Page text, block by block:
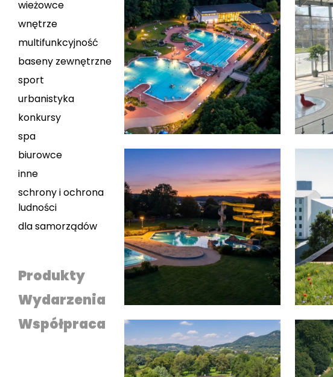
wieżowce
wnętrze
multifunkcyjność
baseny zewnętrzne
sport
urbanistyka
konkursy
spa
biurowce
inne
schrony i ochrona
ludności
dla samorządów
Produkty
Wydarzenia
Współpraca